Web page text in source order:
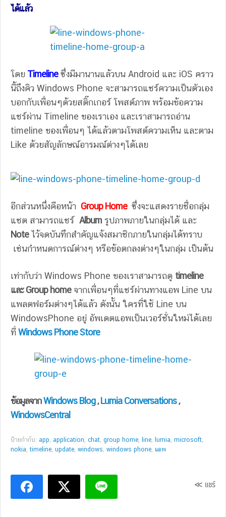
ได้แล้ว
โดย Timeline ซึ่งมีมานานแล้วบน Android และ iOS คราว
นี้ถึงคิว Windows Phone จะสามารถแชร์ความเป็นตัวเอง
บอกกับเพื่อนๆด้วยสติ๊กเกอร์ โพสต์ภาพ พร้อมข้อความ
แชร์ผ่าน Timeline ของเราเอง และเราสามารถอ่าน
timeline ของเพื่อนๆ ได้แล้วตามโพสต์ความเห็น และตาม
Like ด้วยสัญลักษณ์อารมณ์ต่างๆได้เลย
อีกส่วนหนึ่งคือหน้า Group Home ซึ่งจะแสดงรายชื่อกลุ่ม
แชต สามารถแชร์ Album รูปภาพภายในกลุ่มได้ และ
Noteไว้จดบันทึกสำคัญแจ้งสมาชิกภายในกลุ่มได้ทราบ
เช่นกำหนดการณ์ต่างๆ หรือข้อตกลงต่างๆในกลุ่ม เป็นต้น
เท่ากับว่า Windows Phone ของเราสามารถดู timeline
และ Group homeจากเพื่อนๆที่แชร์ผ่านทางแอพ Line บน
แพลตฟอร์มต่างๆได้แล้ว ดังนั้น ใครที่ใช้ Line บน
WindowsPhone อยู่ อัพเดตแอพเป็นเวอร์ชั่นใหม่ได้เลย
ที่Windows Phone Store
ข้อมูลจากWindows Blog,Lumia Conversations,
WindowsCentral
ป้ายกำกับ: app, application, chat, group home, line, lumia, microsoft,
nokia,timeline, update, windows, windows phone, แอพ
≪ แชร์